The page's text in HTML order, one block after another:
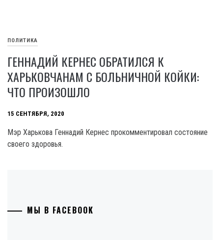
ПОЛИТИКА
ГЕННАДИЙ КЕРНЕС ОБРАТИЛСЯ К
ХАРЬКОВЧАНАМ С БОЛЬНИЧНОЙ КОЙКИ:
ЧТО ПРОИЗОШЛО
15 СЕНТЯБРЯ, 2020
Мэр Харькова Геннадий Кернес прокомментировал состояние
своего здоровья.
МЫ В FACEBOOK